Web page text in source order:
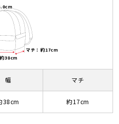
38cm
マチ：約17cm
幅
38cm
マチ
約17cm